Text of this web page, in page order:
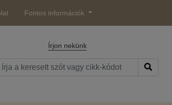
Fontos információk
Írjon nekünk